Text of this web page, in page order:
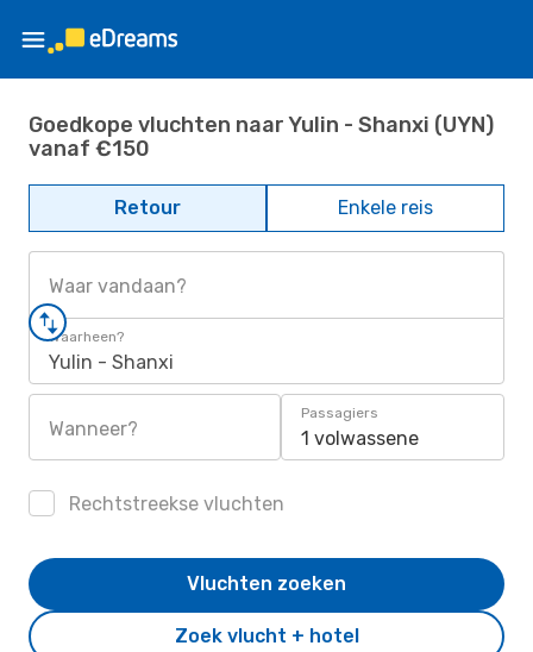
Goedkope vluchten naar Yulin - Shanxi (UYN)
vanaf €150
Retour Enkele reis
Waar vandaan?
Waarheen?
Yulin - Shanxi
Wanneer?
Passagiers
1 volwassene
Rechtstreekse vluchten
Zoek vlucht + hotel
Vluchten zoeken